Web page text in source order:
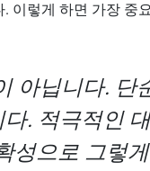
이렇게 하면 가장 중
아닙니다. 단
. 적극적인
성으로 그렇